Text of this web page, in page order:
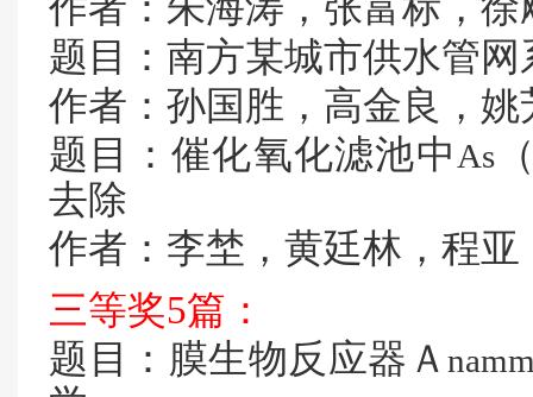
题目：南方某城市供水管
作者：孙国胜，高金良，姚
题目：催化氧化滤池中 As
去除
作者：李埜，黄廷林，程亚
三等奖5篇：
题目：膜生物反应器Ａ